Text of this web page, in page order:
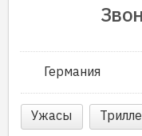
Германия
Ужасы